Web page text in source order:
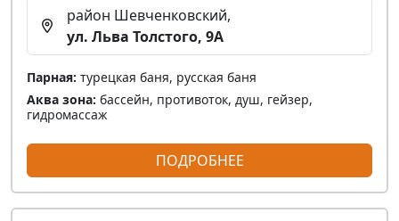
район Шевченковский,
ул. Льва Толстого, 9А
Парная: турецкая баня, русская баня
Аква зона: бассейн, противоток, душ, гейзер,
гидромассаж
ПОДРОБНЕЕ